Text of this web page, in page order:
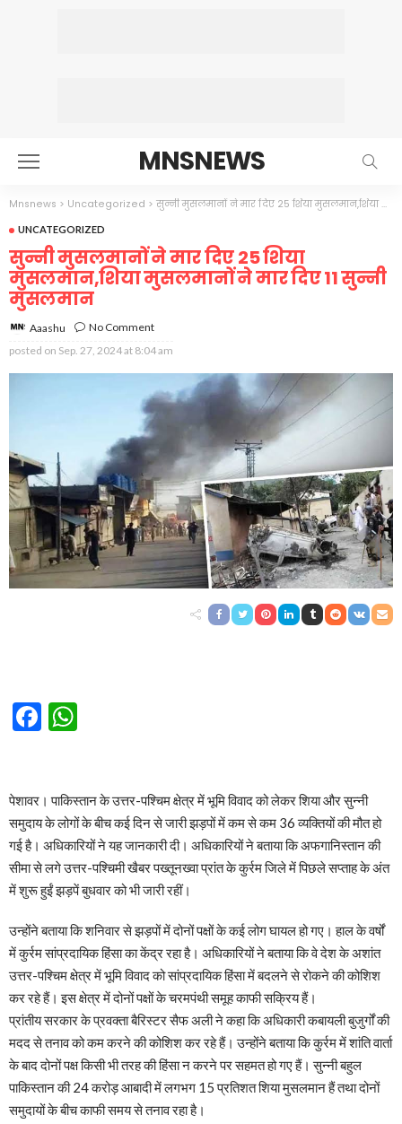
MNSNEWS
Mnsnews > Uncategorized > सुन्नी मुसलमानों ने मार दिए 25 शिया मुसलमान,शिया मुसलमानों ने मार दिए 11 सुन्नी मुसलमान
UNCATEGORIZED
सुन्नी मुसलमानों ने मार दिए 25 शिया
मुसलमान,शिया मुसलमानों ने मार दिए 11 सुन्नी
मुसलमान
Aaashu
No Comment
posted on Sep. 27, 2024 at 8:04 am
Facebook
पेशावर। पाकिस्तान के उत्तर-पश्चिम क्षेत्र में भूमि विवाद को लेकर शिया और सुन्नी
समुदाय के लोगों के बीच कई दिन से जारी झड़पों में कम से कम 36 व्यक्तियों की मौत हो
गई है। अधिकारियों ने यह जानकारी दी। अधिकारियों ने बताया कि अफगानिस्तान की
सीमा से लगे उत्तर-पश्चिमी खैबर पख्तूनख्वा प्रांत के कुर्रम जिले में पिछले सप्ताह के अंत
में शुरू हुईं झड़पें बुधवार को भी जारी रहीं।
उन्होंने बताया कि शनिवार से झड़पों में दोनों पक्षों के कई लोग घायल हो गए। हाल के वर्षों
में कुर्रम सांप्रदायिक हिंसा का केंद्र रहा है। अधिकारियों ने बताया कि वे देश के अशांत
उत्तर-पश्चिम क्षेत्र में भूमि विवाद को सांप्रदायिक हिंसा में बदलने से रोकने की कोशिश
कर रहे हैं। इस क्षेत्र में दोनों पक्षों के चरमपंथी समूह काफी सक्रिय हैं।
प्रांतीय सरकार के प्रवक्ता बैरिस्टर सैफ अली ने कहा कि अधिकारी कबायली बुजुर्गों की
मदद से तनाव को कम करने की कोशिश कर रहे हैं। उन्होंने बताया कि कुर्रम में शांति वार्ता
के बाद दोनों पक्ष किसी भी तरह की हिंसा न करने पर सहमत हो गए हैं। सुन्नी बहुल
पाकिस्तान की 24 करोड़ आबादी में लगभग 15 प्रतिशत शिया मुसलमान हैं तथा दोनों
समुदायों के बीच काफी समय से तनाव रहा है।